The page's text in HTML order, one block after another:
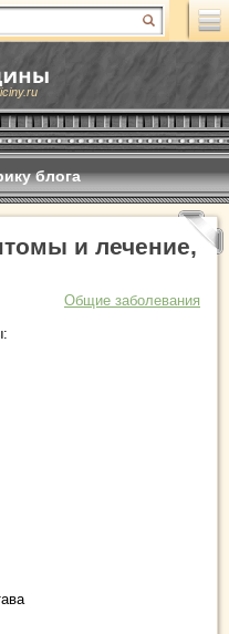
блога
и лечение,
Общие заболевания